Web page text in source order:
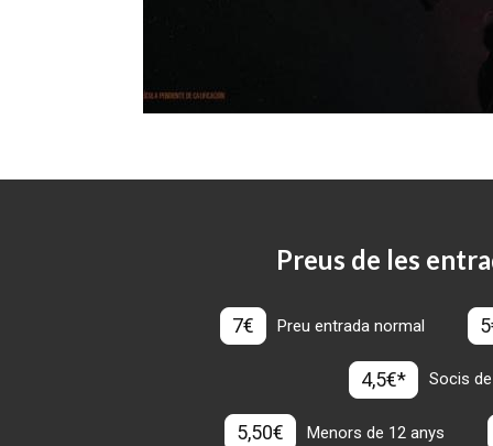
Preus de les
7€ Preu entrada normal
4,5€* Socis
5,50€ Menors de 12 anys